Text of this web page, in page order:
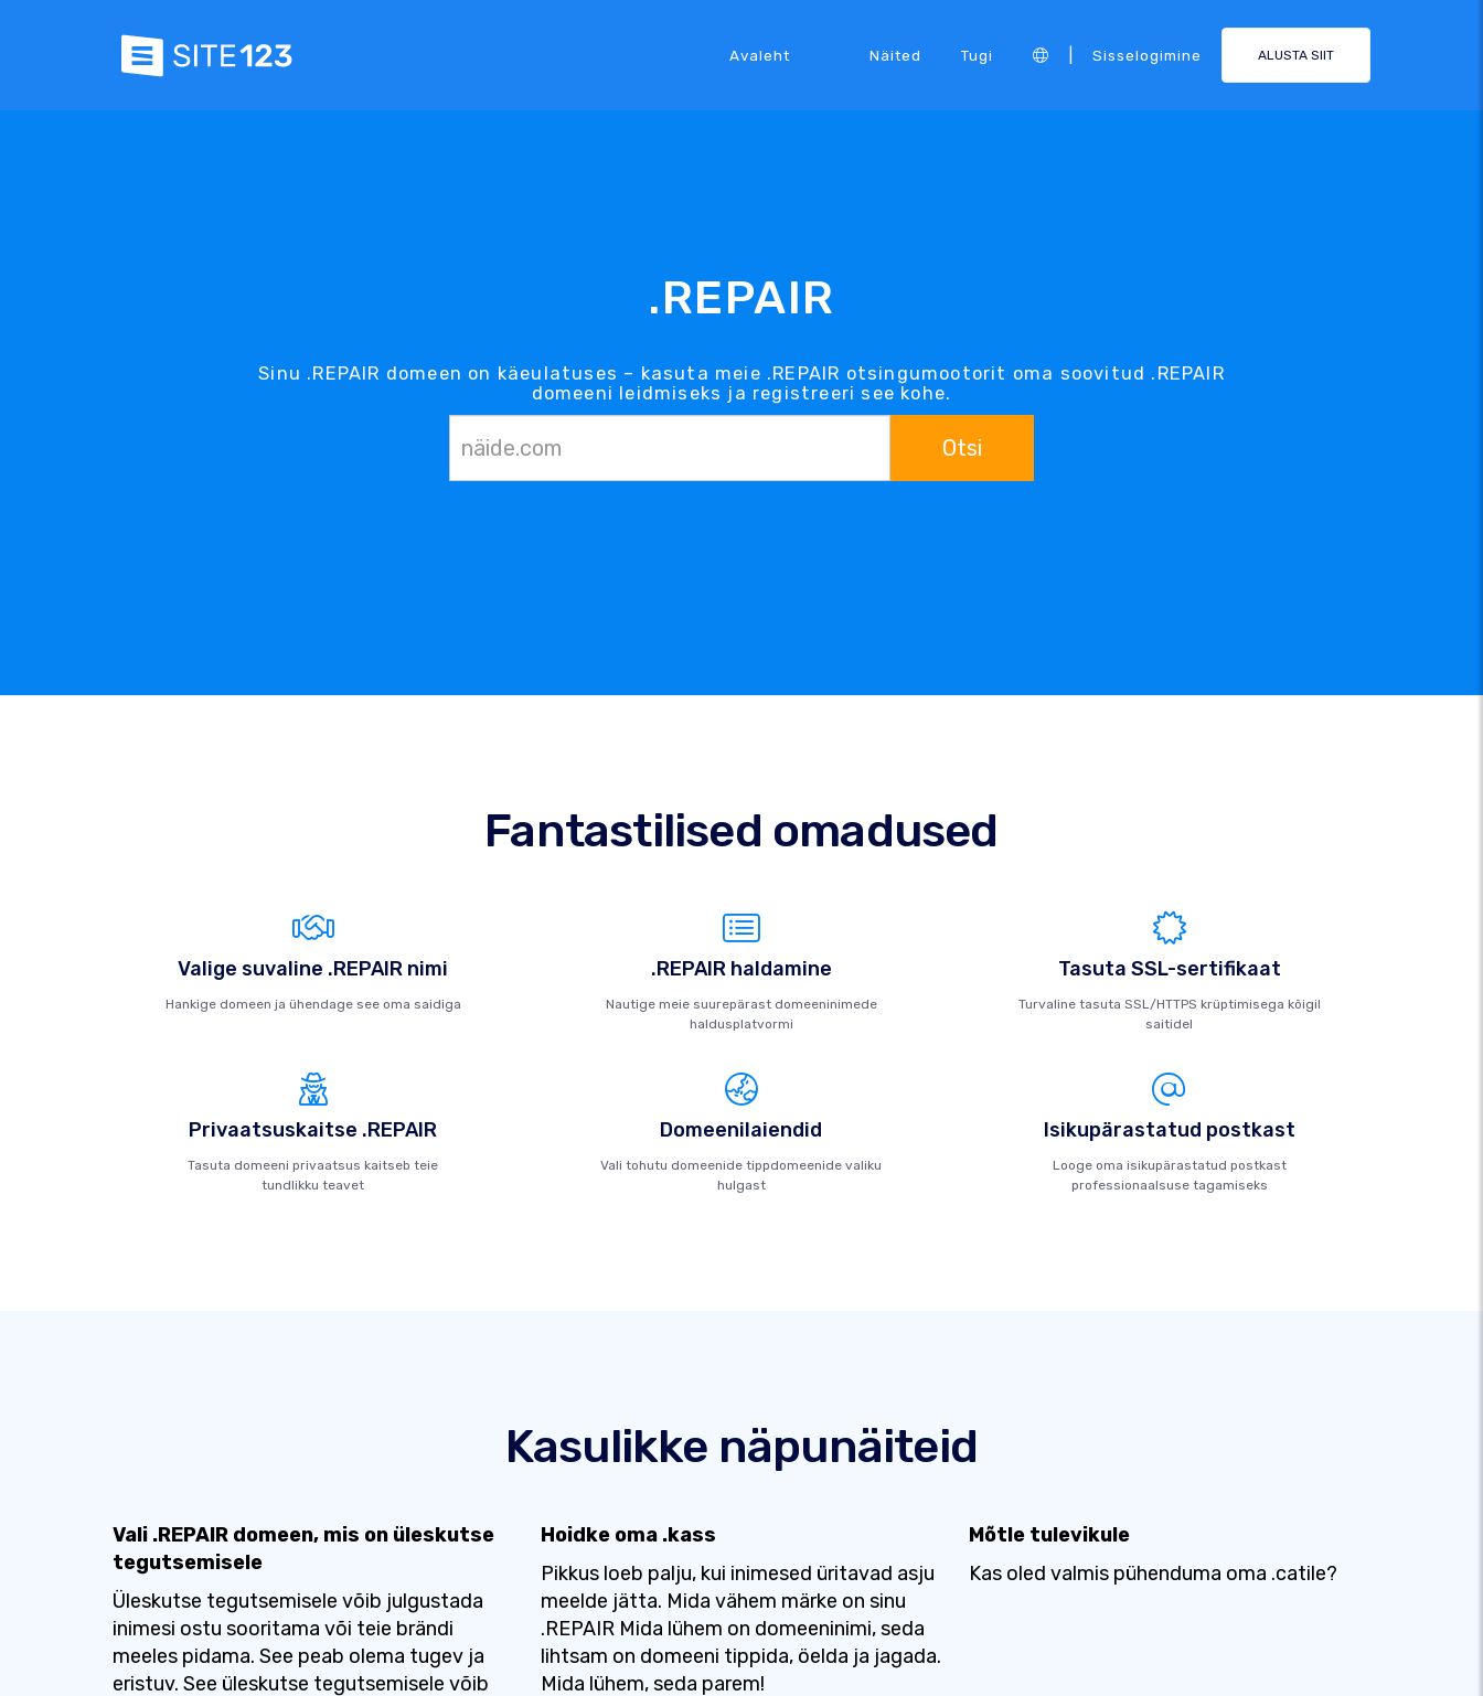
Avaleht Näited Tugi Sisselogimine ALUSTA SIIT
.REPAIR
Sinu .REPAIR domeen on käeulatuses – kasuta meie .REPAIR otsingumootorit oma soovitud .REPAIR
domeeni leidmiseks ja registreeri see kohe.
Otsi
Fantastilised omadused
Valige suvaline .REPAIR nimi
Hankige domeen ja ühendage see oma saidiga
.REPAIR haldamine
Nautige meie suurepärast domeeninimede
haldusplatvormi
Tasuta SSL-sertifikaat
Turvaline tasuta SSL/HTTPS krüptimisega kõigil
saitidel
Privaatsuskaitse .REPAIR
Tasuta domeeni privaatsus kaitseb teie
tundlikku teavet
Domeenilaiendid
Vali tohutu domeenide tippdomeenide valiku
hulgast
Isikupärastatud postkast
Looge oma isikupärastatud postkast
professionaalsuse tagamiseks
Kasulikke näpunäiteid
Vali .REPAIR domeen, mis on üleskutse
tegutsemisele
Üleskutse tegutsemisele võib julgustada
inimesi ostu sooritama või teie brändi
meeles pidama. See peab olema tugev ja
eristuv. See üleskutse tegutsemisele võib
Hoidke oma .kass
Pikkus loeb palju, kui inimesed üritavad asju
meelde jätta. Mida vähem märke on sinu
.REPAIR Mida lühem on domeeninimi, seda
lihtsam on domeeni tippida, öelda ja jagada.
Mida lühem, seda parem!
Mõtle tulevikule
Kas oled valmis pühenduma oma .catile?